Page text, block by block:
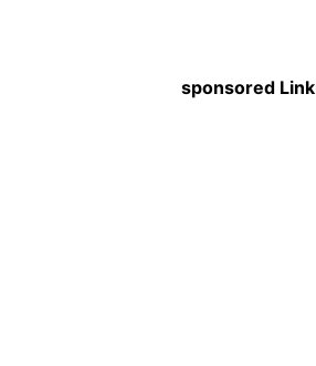
sponsored Link